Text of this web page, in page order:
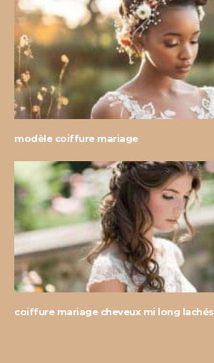
modèle coiffure mariage
coiffure mariage cheveux mi long lachés